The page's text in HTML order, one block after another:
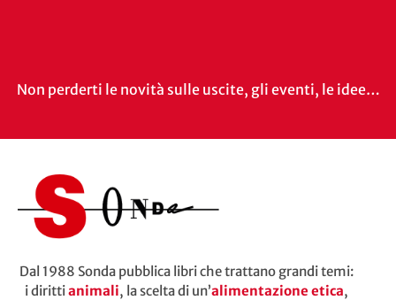
Non perderti le novità sulle uscite, gli eventi, le idee…
Dal 1988 Sonda pubblica libri che trattano grandi temi:
i dirittianimali, la scelta di un’alimentazione etica,